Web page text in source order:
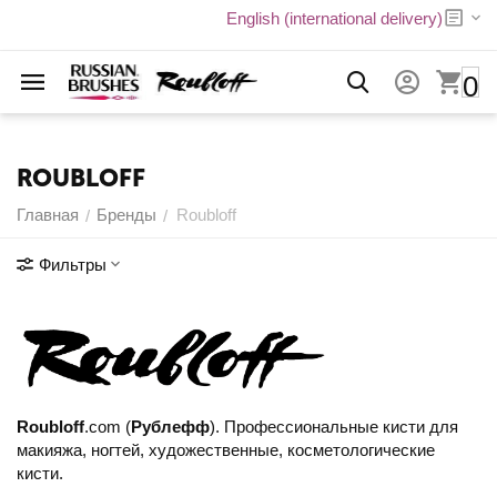
English (international delivery)
0
ROUBLOFF
Главная / Бренды / Roubloff
Фильтры
Roubloff.com (Рублефф). Профессиональные кисти для
макияжа, ногтей, художественные, косметологические
кисти.